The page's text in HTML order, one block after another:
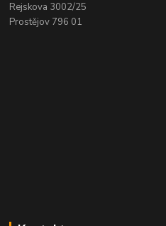
Rejskova 3002/25
Prostějov 796 01